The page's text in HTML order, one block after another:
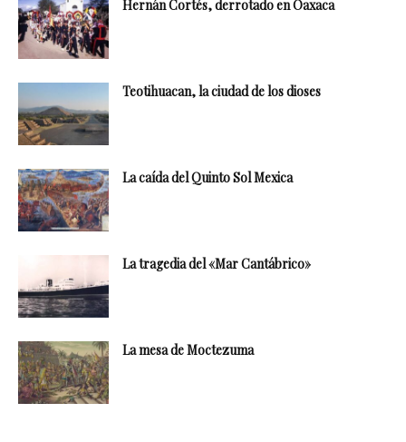
Hernán Cortés, derrotado en Oaxaca
Teotihuacan, la ciudad de los dioses
La caída del Quinto Sol Mexica
La tragedia del «Mar Cantábrico»
La mesa de Moctezuma